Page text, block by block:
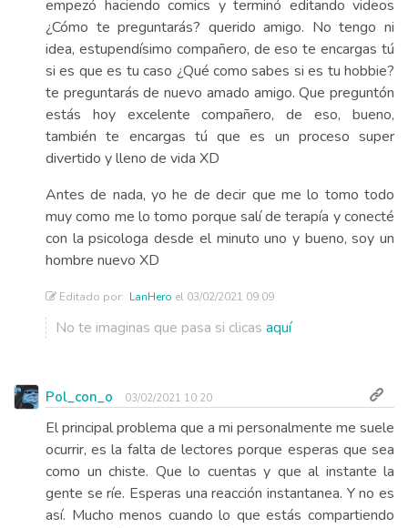
empezó haciendo comics y terminó editando videos
¿Cómo te preguntarás? querido amigo. No tengo ni
idea, estupendísimo compañero, de eso te encargas tú
si es que es tu caso ¿Qué como sabes si es tu hobbie?
te preguntarás de nuevo amado amigo. Que preguntón
estás hoy excelente compañero, de eso, bueno,
también te encargas tú que es un proceso super
divertido y lleno de vida XD
Antes de nada, yo he de decir que me lo tomo todo
muy como me lo tomo porque salí de terapía y conecté
con la psicologa desde el minuto uno y bueno, soy un
hombre nuevo XD
Editado por: LanHero el 03/02/2021 09:09
No te imaginas que pasa si clicas aquí
Pol_con_o 03/02/2021 10:20
El principal problema que a mi personalmente me suele
ocurrir, es la falta de lectores porque esperas que sea
como un chiste. Que lo cuentas y que al instante la
gente se ríe. Esperas una reacción instantanea. Y no es
así. Mucho menos cuando lo que estás compartiendo